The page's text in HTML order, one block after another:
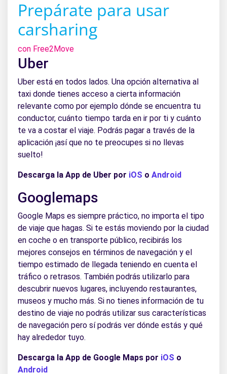
Prepárate para usar
carsharing
con Free2Move
Uber
Uber está en todos lados. Una opción alternativa al
taxi donde tienes acceso a cierta información
relevante como por ejemplo dónde se encuentra tu
conductor, cuánto tiempo tarda en ir por ti y cuánto
te va a costar el viaje. Podrás pagar a través de la
aplicación ¡así que no te preocupes si no llevas
suelto!
Descarga la App de Uber por iOS o Android
Googlemaps
Google Maps es siempre práctico, no importa el tipo
de viaje que hagas. Si te estás moviendo por la ciudad
en coche o en transporte público, recibirás los
mejores consejos en términos de navegación y el
tiempo estimado de llegada teniendo en cuenta el
tráfico o retrasos. También podrás utilizarlo para
descubrir nuevos lugares, incluyendo restaurantes,
museos y mucho más. Si no tienes información de tu
destino de viaje no podrás utilizar sus características
de navegación pero sí podrás ver dónde estás y qué
hay alrededor tuyo.
Descarga la App de Google Maps por iOS o
Android